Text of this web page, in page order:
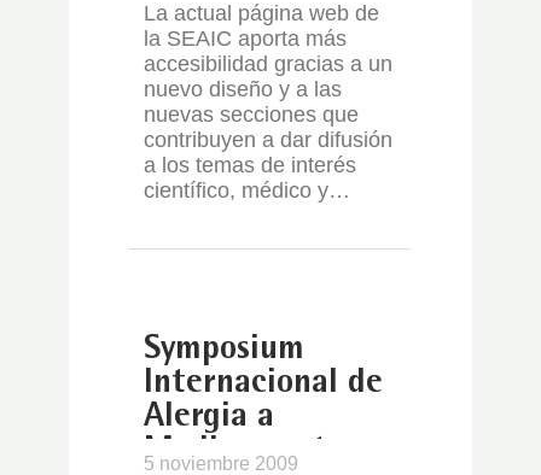
La actual página web de
la SEAIC aporta más
accesibilidad gracias a un
nuevo diseño y a las
nuevas secciones que
contribuyen a dar difusión
a los temas de interés
científico, médico y…
Symposium
Internacional de
Alergia a
Medicamentos
5 noviembre 2009